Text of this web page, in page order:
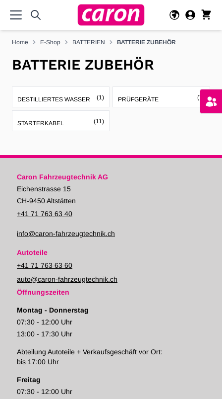
Home E-Shop BATTERIEN BATTERIE ZUBEHÖR
BATTERIE ZUBEHÖR
DESTILLIERTES WASSER (1) PRÜFGERÄTE (7)
STARTERKABEL (11)
Caron Fahrzeugtechnik AG
Eichenstrasse 15
CH-9450 Altstätten
+41 71 763 63 40
info@caron-fahrzeugtechnik.ch
Autoteile
+41 71 763 63 60
auto@caron-fahrzeugtechnik.ch
Öffnungszeiten
Montag - Donnerstag
07:30 - 12:00 Uhr
13:00 - 17:30 Uhr
Abteilung Autoteile + Verkaufsgeschäft vor Ort:
bis 17:00 Uhr
Freitag
07:30 - 12:00 Uhr